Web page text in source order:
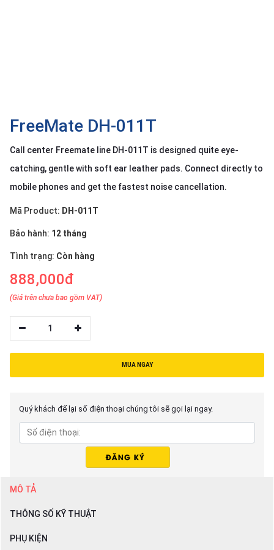
FreeMate DH-011T
Call center Freemate line DH-011T is designed quite eye-
catching, gentle with soft ear leather pads. Connect directly to
mobile phones and get the fastest noise cancellation.
Mã Product: DH-011T
Bảo hành: 12 tháng
Tình trạng: Còn hàng
888,000đ
(Giá trên chưa bao gồm VAT)
1
MUA NGAY
Quý khách để lại số điện thoại chúng tôi sẽ gọi lại ngay.
MÔ TẢ
THÔNG SỐ KỸ THUẬT
PHỤ KIỆN
Contact
thiệu
LANGUAGE
Tiếng